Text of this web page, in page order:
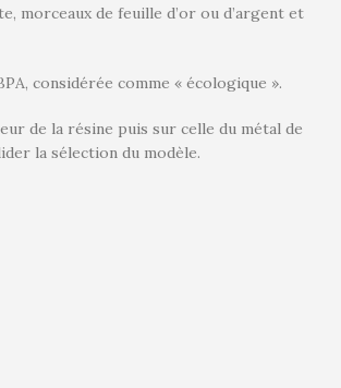
morceaux de feuille d’or ou d’argent et
considérée comme « écologique ».
de la résine puis sur celle du métal de
la sélection du modèle.